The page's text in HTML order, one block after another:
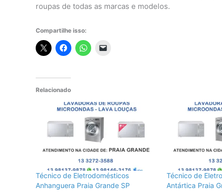
roupas de todas as marcas e modelos.
Compartilhe isso:
Relacionado
Técnico de Eletrodomésticos
Anhanguera Praia Grande SP
Técnico de
Antártica Praia